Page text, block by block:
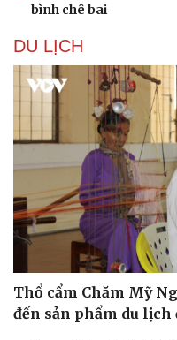
bình chê bai
DU LỊCH
Thổ cẩm Chăm Mỹ
đến sản phẩm du lịch